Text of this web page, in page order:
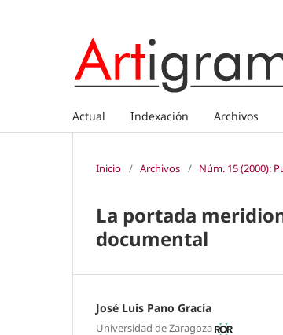
Actual Indexación Archivos
Inicio / Archivos / Núm. 15 (2000):
La portada
documental
José Luis Pano Gracia
Universidad de Zaragoza